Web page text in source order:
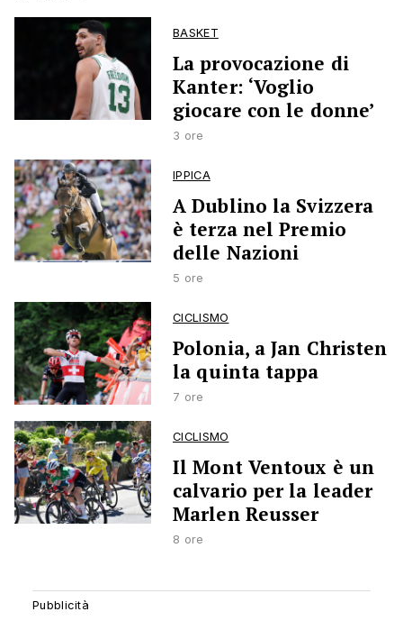
BASKET
La provocazione di
Kanter: ‘Voglio
giocare con le donne’
3 ore
IPPICA
A Dublino la Svizzera
è terza nel Premio
delle Nazioni
5 ore
CICLISMO
Polonia, a Jan Christen
la quinta tappa
7 ore
CICLISMO
Il Mont Ventoux è un
calvario per la leader
Marlen Reusser
8 ore